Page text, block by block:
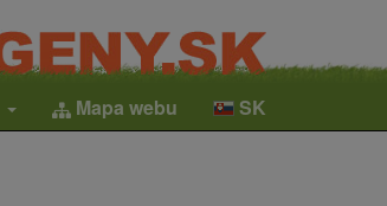
Mapa webu SK